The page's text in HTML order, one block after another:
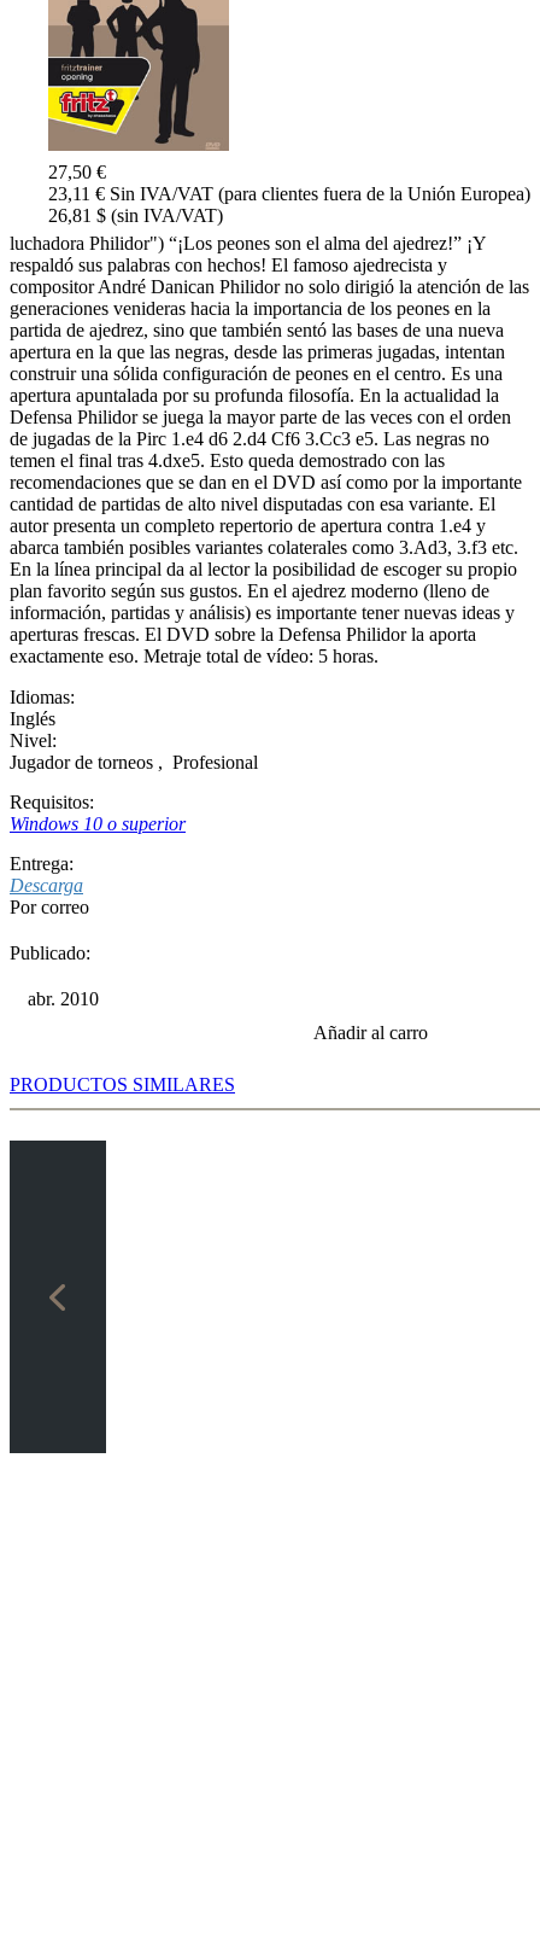
27,50 €
23,11 € Sin IVA/VAT (para clientes fuera de la Unión Europea)
26,81 $ (sin IVA/VAT)
luchadora Philidor") “¡Los peones son el alma del ajedrez!” ¡Y
respaldó sus palabras con hechos! El famoso ajedrecista y
compositor André Danican Philidor no solo dirigió la atención de las
generaciones venideras hacia la importancia de los peones en la
partida de ajedrez, sino que también sentó las bases de una nueva
apertura en la que las negras, desde las primeras jugadas, intentan
construir una sólida configuración de peones en el centro. Es una
apertura apuntalada por su profunda filosofía. En la actualidad la
Defensa Philidor se juega la mayor parte de las veces con el orden
de jugadas de la Pirc 1.e4 d6 2.d4 Cf6 3.Cc3 e5. Las negras no
temen el final tras 4.dxe5. Esto queda demostrado con las
recomendaciones que se dan en el DVD así como por la importante
cantidad de partidas de alto nivel disputadas con esa variante. El
autor presenta un completo repertorio de apertura contra 1.e4 y
abarca también posibles variantes colaterales como 3.Ad3, 3.f3 etc.
En la línea principal da al lector la posibilidad de escoger su propio
plan favorito según sus gustos. En el ajedrez moderno (lleno de
información, partidas y análisis) es importante tener nuevas ideas y
aperturas frescas. El DVD sobre la Defensa Philidor la aporta
exactamente eso. Metraje total de vídeo: 5 horas.
Idiomas:
Inglés
Nivel:
Jugador de torneos , Profesional
Requisitos:
Windows 10 o superior
Entrega:
Descarga
Por correo
Publicado:
abr. 2010
Añadir al carro
PRODUCTOS SIMILARES